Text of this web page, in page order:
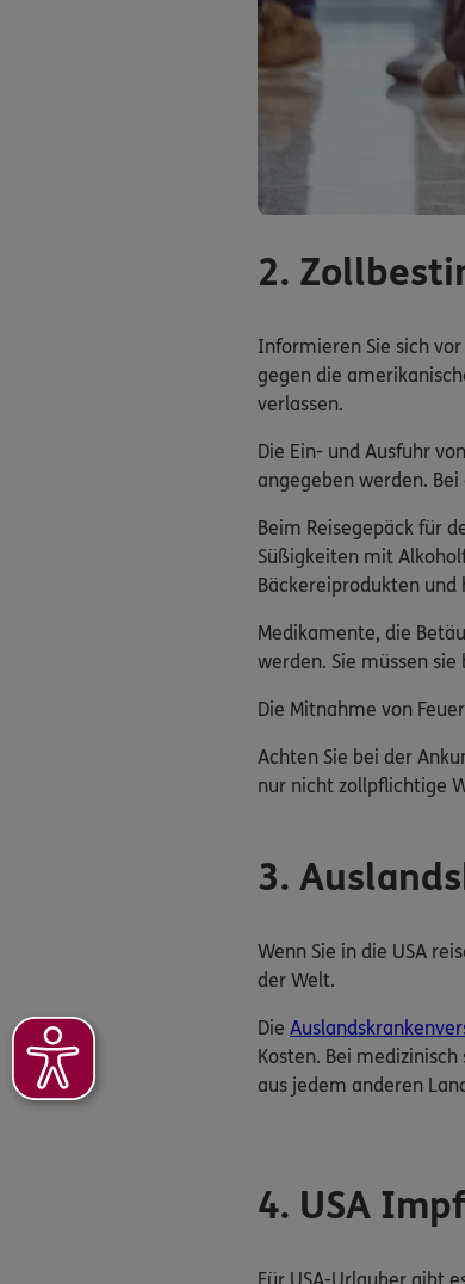
2.
Informieren Sie sich
gegen die
verlassen.
Die Ein- und Ausfuhr
angegeben werden.
Beim Reisegepäck für
Süßigkeiten mit
Bäckereiprodukten
Medikamente, die
werden. Sie müssen
Die Mitnahme von
Achten Sie bei der
nur nicht zollpflichtige
3.
Wenn Sie in die USA
der Welt.
Die
Kosten. Bei
aus jedem anderen
4. USA